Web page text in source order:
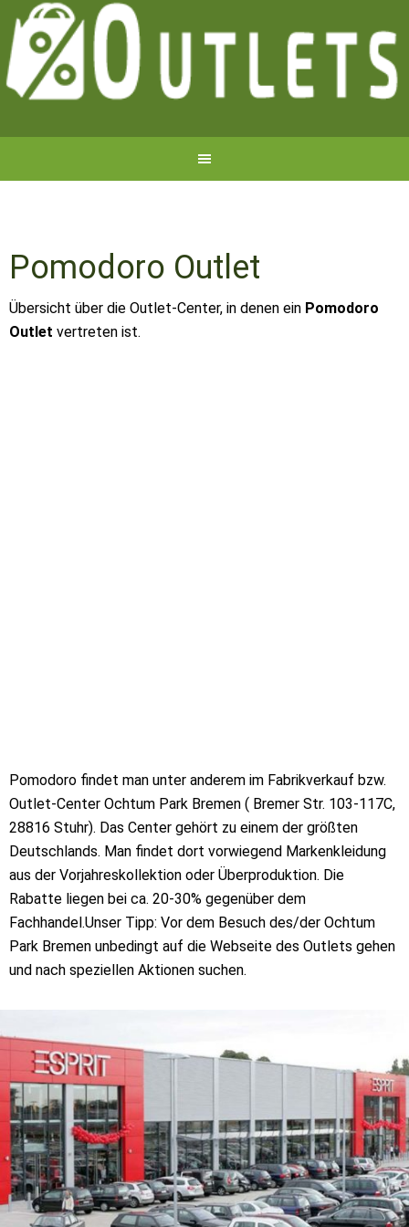
Pomodoro Outlet
Übersicht über die Outlet-Center, in denen ein Pomodoro
Outlet vertreten ist.
Pomodoro findet man unter anderem im Fabrikverkauf bzw.
Outlet-Center Ochtum Park Bremen ( Bremer Str. 103-117C,
28816 Stuhr). Das Center gehört zu einem der größten
Deutschlands. Man findet dort vorwiegend Markenkleidung
aus der Vorjahreskollektion oder Überproduktion. Die
Rabatte liegen bei ca. 20-30% gegenüber dem
Fachhandel.Unser Tipp: Vor dem Besuch des/der Ochtum
Park Bremen unbedingt auf die Webseite des Outlets gehen
und nach speziellen Aktionen suchen.